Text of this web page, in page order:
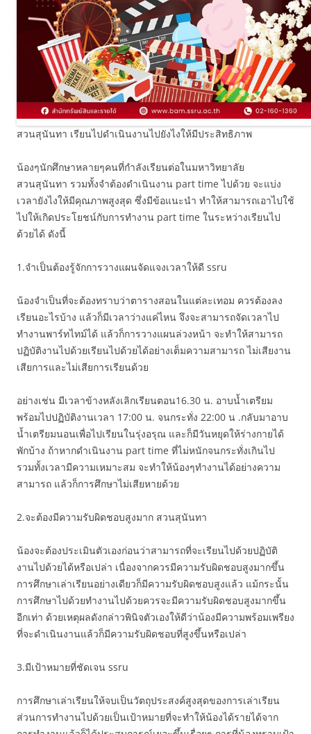
สวนสุนันทา เรียนไปดำเนินงานไปยังไงให้มีประสิทธิภาพ
น้องๆนักศึกษาหลายๆคนที่กำลังเรียนต่อในมหาวิทยาลัย
สวนสุนันทา รวมทั้งจำต้องดำเนินงาน part time ไปด้วย จะแบ่ง
เวลายังไงให้มีคุณภาพสูงสุด ซึ่งมีข้อแนะนำ ทำให้สามารถเอาไปใช้
ไปให้เกิดประโยชน์กับการทำงาน part time ในระหว่างเรียนไป
ด้วยได้ ดังนี้
1.จำเป็นต้องรู้จักการวางแผนจัดแจงเวลาให้ดี ssru
น้องจำเป็นที่จะต้องทราบว่าตารางสอนในแต่ละเทอม ควรต้องลง
เรียนอะไรบ้าง แล้วก็มีเวลาว่างแค่ไหน จึงจะสามารถจัดเวลาไป
ทำงานพาร์ทไทม์ได้ แล้วก็การวางแผนล่วงหน้า จะทำให้สามารถ
ปฏิบัติงานไปด้วยเรียนไปด้วยได้อย่างเต็มความสามารถ ไม่เสียงาน
เสียการและไม่เสียการเรียนด้วย
อย่างเช่น มีเวลาข้างหลังเลิกเรียนตอน16.30 น. อาบน้ำเตรียม
พร้อมไปปฏิบัติงานเวลา 17:00 น. จนกระทั่ง 22:00 น .กลับมาอาบ
น้ำเตรียมนอนเพื่อไปเรียนในรุ่งอรุณ และก็มีวันหยุดให้ร่างกายได้
พักบ้าง ถ้าหากดำเนินงาน part time ที่ไม่หนักจนกระทั่งเกินไป
รวมทั้งเวลามีความเหมาะสม จะทำให้น้องๆทำงานได้อย่างความ
สามารถ แล้วก็การศึกษาไม่เสียหายด้วย
2.จะต้องมีความรับผิดชอบสูงมาก สวนสุนันทา
น้องจะต้องประเมินตัวเองก่อนว่าสามารถที่จะเรียนไปด้วยปฏิบัติ
งานไปด้วยได้หรือเปล่า เนื่องจากควรมีความรับผิดชอบสูงมากขึ้น
การศึกษาเล่าเรียนอย่างเดียวก็มีความรับผิดชอบสูงแล้ว แม้กระนั้น
การศึกษาไปด้วยทำงานไปด้วยควรจะมีความรับผิดชอบสูงมากขึ้น
อีกเท่า ด้วยเหตุผลดังกล่าวพินิจตัวเองให้ดีว่าน้องมีความพร้อมเพรียง
ที่จะดำเนินงานแล้วก็มีความรับผิดชอบที่สูงขึ้นหรือเปล่า
3.มีเป้าหมายที่ชัดเจน ssru
การศึกษาเล่าเรียนให้จบเป็นวัตถุประสงค์สูงสุดของการเล่าเรียน
ส่วนการทำงานไปด้วยเป็นเป้าหมายที่จะทำให้น้องได้รายได้จาก